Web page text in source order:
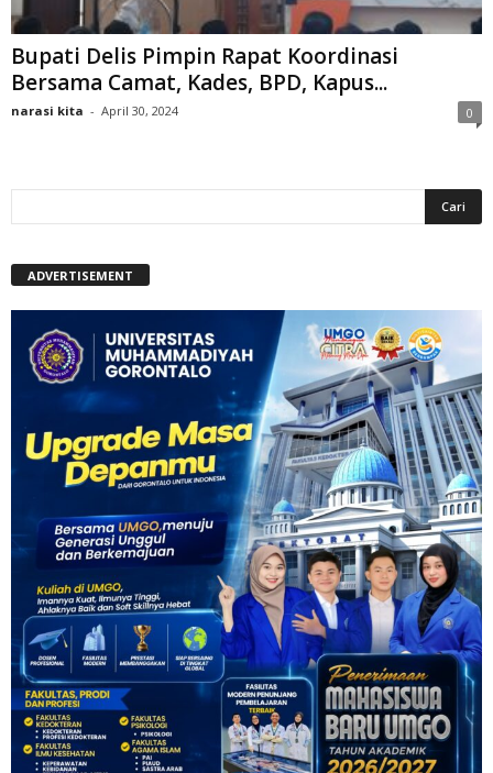
Bupati Delis Pimpin Rapat Koordinasi
Bersama Camat, Kades, BPD, Kapus...
narasi kita - April 30, 2024 0
ADVERTISEMENT